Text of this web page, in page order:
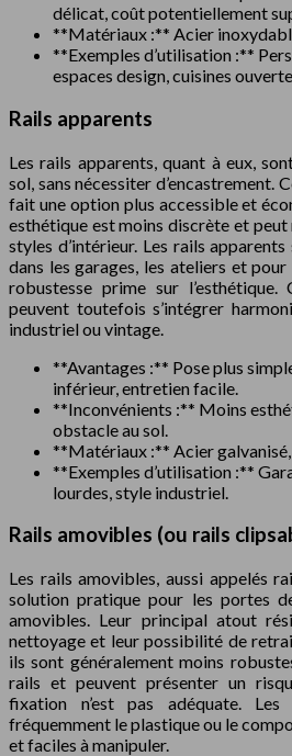
délicat, coût potentiellement
**Matériaux :** Acier
**Exemples d’utilisation :**
espaces design, cuisines
Rails apparents
Les rails apparents, quant à eux,
sol, sans nécessiter d’encastrement.
fait une option plus accessible et
esthétique est moins discrète et peut
styles d’intérieur. Les rails
dans les garages, les ateliers et
robustesse prime sur l’esthétique.
peuvent toutefois s’intégrer
industriel ou vintage.
**Avantages :** Pose plus
inférieur, entretien facile.
**Inconvénients :** Moins
obstacle au sol.
**Matériaux :** Acier galvanisé,
**Exemples d’utilisation :**
lourdes, style industriel.
Rails amovibles (ou rails
Les rails amovibles, aussi appelés
solution pratique pour les portes
amovibles. Leur principal atout
nettoyage et leur possibilité de
ils sont généralement moins
rails et peuvent présenter un
fixation n’est pas adéquate.
fréquemment le plastique ou le
et faciles à manipuler.